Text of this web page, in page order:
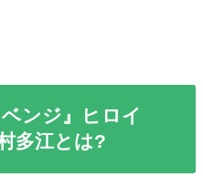
ンジ』ヒロイ
多江とは?